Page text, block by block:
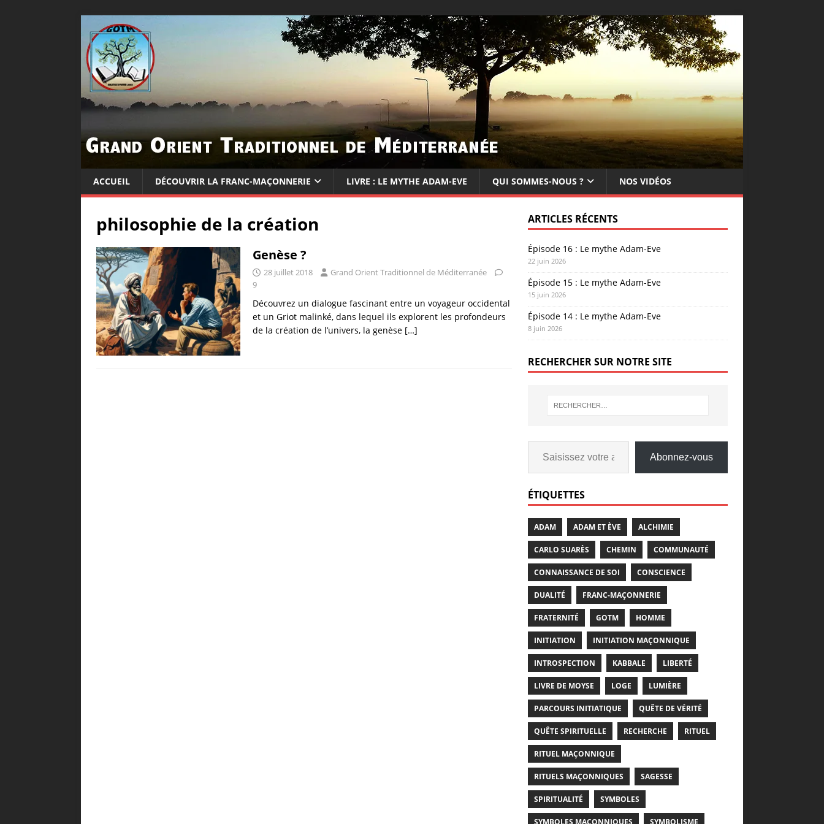
ACCUEIL DÉCOUVRIR LA FRANC-MAÇONNERIE LIVRE : LE MYTHE ADAM-EVE QUI SOMMES-NOUS ? NOS VIDÉOS
philosophie de la création
Genèse ?
28 juillet 2018
Grand Orient Traditionnel de Méditerranée
9
Découvrez un dialogue fascinant entre un voyageur occidental
et un Griot malinké, dans lequel ils explorent les profondeurs
de la création de l’univers, la genèse […]
ARTICLES RÉCENTS
Épisode 16 : Le mythe Adam-Eve
22 juin 2026
Épisode 15 : Le mythe Adam-Eve
15 juin 2026
Épisode 14 : Le mythe Adam-Eve
8 juin 2026
RECHERCHER SUR NOTRE SITE
Abonnez-vous
ÉTIQUETTES
ADAM ADAM ET ÈVE ALCHIMIE
CARLO SUARÈS CHEMIN COMMUNAUTÉ
CONNAISSANCE DE SOI CONSCIENCE
DUALITÉ FRANC-MAÇONNERIE
FRATERNITÉ GOTM HOMME
INITIATION INITIATION MAÇONNIQUE
INTROSPECTION KABBALE LIBERTÉ
LIVRE DE MOYSE LOGE LUMIÈRE
PARCOURS INITIATIQUE QUÊTE DE VÉRITÉ
QUÊTE SPIRITUELLE RECHERCHE RITUEL
RITUEL MAÇONNIQUE
RITUELS MAÇONNIQUES SAGESSE
SPIRITUALITÉ SYMBOLES
SYMBOLES MAÇONNIQUES SYMBOLISME